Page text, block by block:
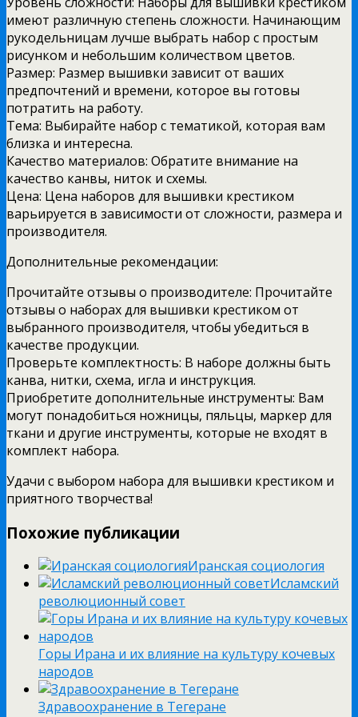
имеют различную степень сложности. Начинающим
рукодельницам лучше выбрать набор с простым
рисунком и небольшим количеством цветов.
Размер: Размер вышивки зависит от ваших
предпочтений и времени, которое вы готовы
потратить на работу.
Тема: Выбирайте набор с тематикой, которая вам
близка и интересна.
Качество материалов: Обратите внимание на
качество канвы, ниток и схемы.
Цена: Цена наборов для вышивки крестиком
варьируется в зависимости от сложности, размера и
производителя.
Дополнительные рекомендации:
Прочитайте отзывы о производителе: Прочитайте
отзывы о наборах для вышивки крестиком от
выбранного производителя, чтобы убедиться в
качестве продукции.
Проверьте комплектность: В наборе должны быть
канва, нитки, схема, игла и инструкция.
Приобретите дополнительные инструменты: Вам
могут понадобиться ножницы, пяльцы, маркер для
ткани и другие инструменты, которые не входят в
комплект набора.
Удачи с выбором набора для вышивки крестиком и
приятного творчества!
Похожие публикации
Иранская социология
Исламский
революционный совет
Горы Ирана и их влияние на культуру кочевых
народов
Здравоохранение в Тегеране